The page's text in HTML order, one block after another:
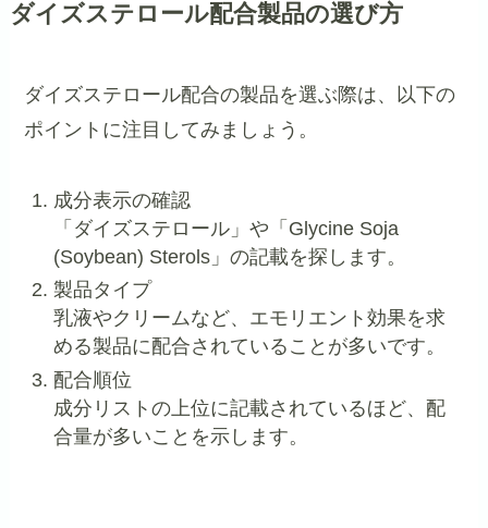
ダイズステロール配合製品の選び方
ダイズステロール配合の製品を選ぶ際は、以下の
ポイントに注目してみましょう。
成分表示の確認
「ダイズステロール」や「Glycine Soja
(Soybean) Sterols」の記載を探します。
製品タイプ
乳液やクリームなど、エモリエント効果を求
める製品に配合されていることが多いです。
配合順位
成分リストの上位に記載されているほど、配
合量が多いことを示します。